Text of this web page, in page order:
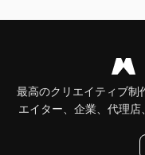
最高のクリエイティブ制
エイター、企業、代理